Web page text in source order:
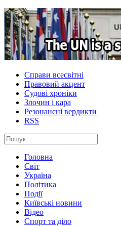
Справи всесвітні
Правовий акцент
Судові хроніки
Злочин і кара
Резонансні вердикти
RSS
Головна
Світ
Україна
Політика
Події
Київські новини
Відео
Спорт та діло